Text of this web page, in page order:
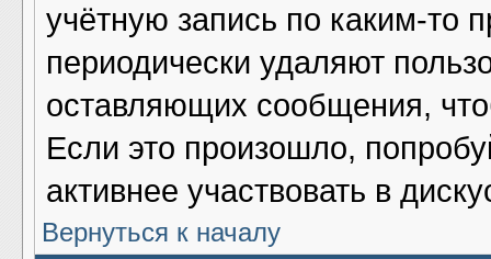
учётную запись по каким-то
периодически удаляют
оставляющих сообщения,
Если это произошло,
активнее участвовать в
Вернуться к началу